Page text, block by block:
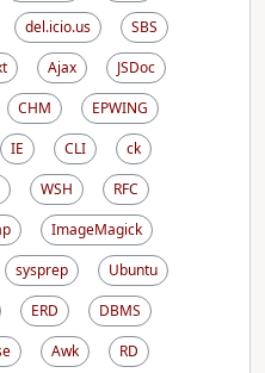
del.icio.us
SBS
Ajax
JSDoc
CHM
EPWING
IE CLI
ck
WSH
RFC
ImageMagick
sysprep
Ubuntu
ERD
DBMS
Awk
RD